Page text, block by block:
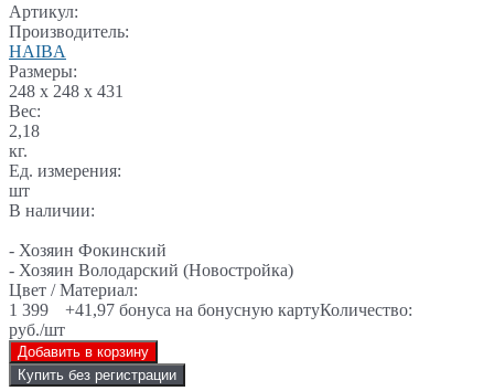
Артикул:
Производитель:
HAIBA
Размеры:
248 x 248 x 431
Вес:
2,18
кг.
Ед. измерения:
шт
В наличии:
- Хозяин Фокинский
- Хозяин Володарский (Новостройка)
Цвет / Материал:
1 399
руб./шт
+41,97 бонуса на бонусную картуКоличество:
Добавить в корзину
Купить без регистрации